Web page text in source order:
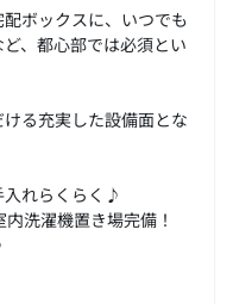
ボックスに、いつでも
、都心部では必須とい
る充実した設備面とな
入れらくらく♪
洗濯機置き場完備！